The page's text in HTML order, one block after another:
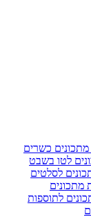
כשרים
לטו בשבט
לסלטים
מתכונים
לתוספות